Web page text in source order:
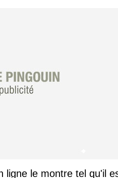
ligne le montre tel qu'il